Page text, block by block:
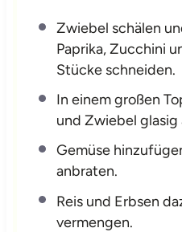
Zwiebel schälen
Paprika, Zucchini
Stücke schneiden.
In einem großen
und Zwiebel glasig
Gemüse
anbraten.
Reis und Erbsen
vermengen.